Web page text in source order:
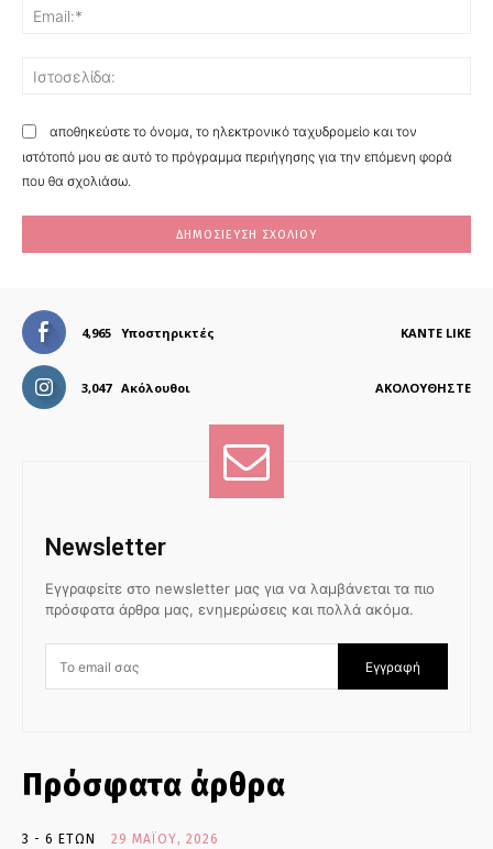
αποθηκεύστε το όνομα, το ηλεκτρονικό ταχυδρομείο και τον
ιστότοπό μου σε αυτό το πρόγραμμα περιήγησης για την επόμενη φορά
που θα σχολιάσω.
4,965 Υποστηρικτές ΚΆΝΤΕ LIKE
3,047 Ακόλουθοι ΑΚΟΛΟΥΘΉΣΤΕ
Newsletter
Εγγραφείτε στο newsletter μας για να λαμβάνεται τα πιο
πρόσφατα άρθρα μας, ενημερώσεις και πολλά ακόμα.
Εγγραφή
Πρόσφατα άρθρα
3 - 6 ΕΤΏΝ 29 ΜΑΪ́ΟΥ, 2026